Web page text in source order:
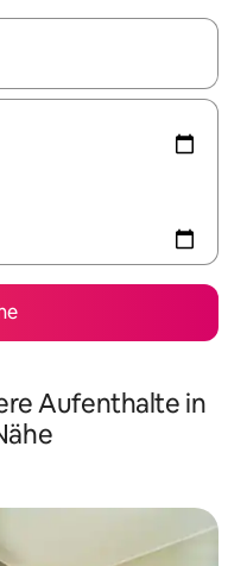
navigiere mit den
Aufenthalte in